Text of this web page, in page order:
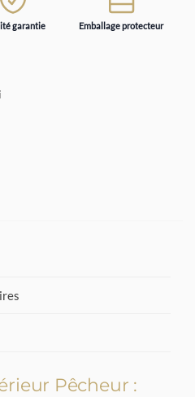
garantie Emballage protecteur
Pêcheur :